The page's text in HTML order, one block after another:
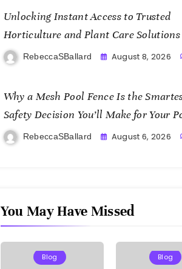
Unlocking Instant Access to Trusted
Horticulture and Plant Care
KOI77 LINK
RebeccaSBallard August 8, 2026
Why a Mesh Pool Fence Is the
Safety Decision You’ll Make for Your
RebeccaSBallard August 6, 2026
You May Have Missed
Blog Blog